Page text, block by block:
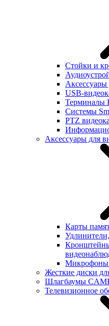
Стойки и
USB-
Терминалы
Системы
PTZ
Аксессуары для
Карты
Микрофоны
Жесткие диски
Шлагбаумы
Телевизионное